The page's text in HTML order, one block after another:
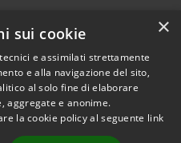
Copyright © 2026 • Comune di
×
sui cookie
e assimilati strettamente
e alla navigazione del sito,
al solo fine di elaborare
aggregate e anonime.
la cookie policy al seguente link